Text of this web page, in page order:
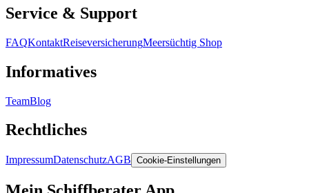
Service & Support
FAQKontaktReiseversicherungMeersüchtig Shop
Informatives
TeamBlog
Rechtliches
ImpressumDatenschutzAGB Cookie-Einstellungen